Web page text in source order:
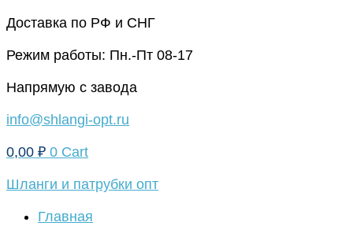
Перейти
содержимому
Доставка по РФ и СНГ
Режим работы: Пн.-Пт 08-17
Напрямую с завода
info@shlangi-opt.ru
0,00 ₽ 0 Cart
Шланги и патрубки опт
Главная